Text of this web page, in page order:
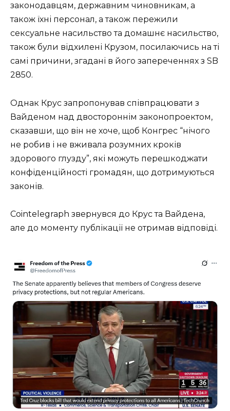
законодавцям, державним чиновникам, а
також їхні персонал, а також пережили
сексуальне насильство та домашнє насильство,
також були відхилені Крузом, посилаючись на ті
самі причини, згадані в його запереченнях з SB
2850.
Однак Крус запропонував співпрацювати з
Вайденом над двостороннім законопроектом,
сказавши, що він не хоче, щоб Конгрес “нічого
не робив і не вживала розумних кроків
здорового глузду”, які можуть перешкоджати
конфіденційності громадян, що дотримуються
законів.
Cointelegraph звернувся до Крус та Вайдена,
але до моменту публікації не отримав відповіді.